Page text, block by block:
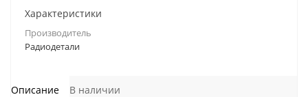
Характеристики
Производитель
Радиодетали
Описание В наличии